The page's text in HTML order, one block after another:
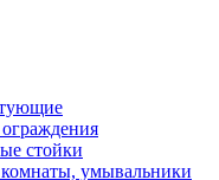
стойки
умывальники